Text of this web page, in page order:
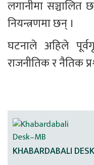
लगानीमा सञ्चालित
नियन्त्रणमा छन् ।
घटनाले अहिले
राजनीतिक र नैतिक
KHABARDABALI